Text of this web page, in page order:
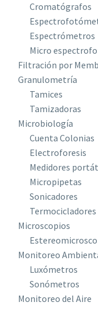
Cromatógrafos
Espectrómetros
Micro
Filtración por
Granulometría
Tamices
Tamizadoras
Microbiología
Cuenta Colonias
Electroforesis
Medidores
Micropipetas
Sonicadores
Termocicladores
Microscopios
Monitoreo
Luxómetros
Sonómetros
Monitoreo del Aire